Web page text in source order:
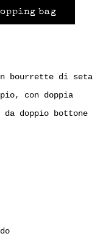
bag
bourrette di seta
con doppia
doppio bottone